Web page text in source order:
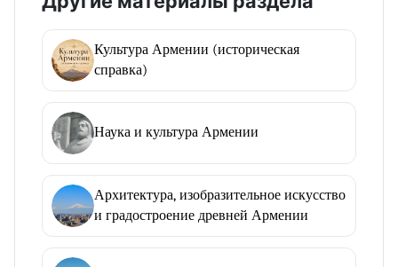
Культура Армении (историческая
справка)
Наука и культура Армении
Архитектура, изобразительное искусство
и градостроение древней Армении